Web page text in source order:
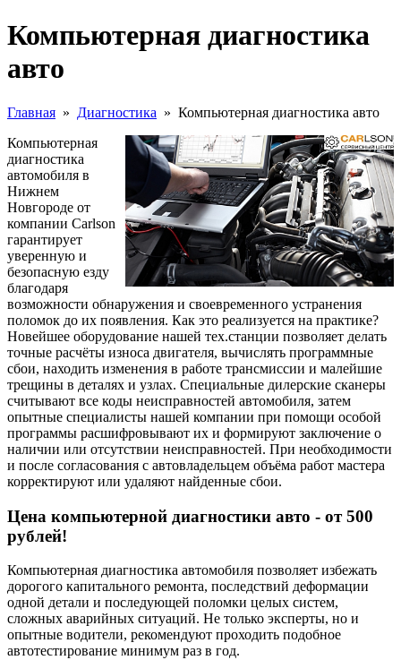
Компьютерная диагностика
авто
Главная » Диагностика » Компьютерная диагностика авто
Компьютерная
диагностика
автомобиля в
Нижнем
Новгороде от
компании Carlson
гарантирует
уверенную и
безопасную езду
благодаря
возможности обнаружения и своевременного устранения
поломок до их появления. Как это реализуется на практике?
Новейшее оборудование нашей тех.станции позволяет делать
точные расчёты износа двигателя, вычислять программные
сбои, находить изменения в работе трансмиссии и малейшие
трещины в деталях и узлах. Специальные дилерские сканеры
считывают все коды неисправностей автомобиля, затем
опытные специалисты нашей компании при помощи особой
программы расшифровывают их и формируют заключение о
наличии или отсутствии неисправностей. При необходимости
и после согласования с автовладельцем объёма работ мастера
корректируют или удаляют найденные сбои.
Цена компьютерной диагностики авто - от 500
рублей!
Компьютерная диагностика автомобиля позволяет избежать
дорогого капитального ремонта, последствий деформации
одной детали и последующей поломки целых систем,
сложных аварийных ситуаций. Не только эксперты, но и
опытные водители, рекомендуют проходить подобное
автотестирование минимум раз в год.